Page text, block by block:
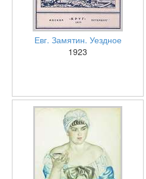
Евг. Замятин. Уездное
1923